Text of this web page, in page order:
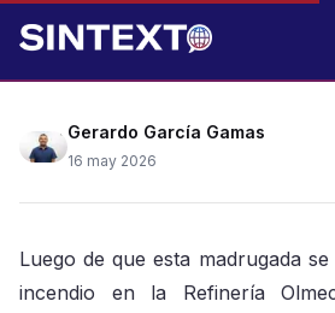
Asegura la paraestatal que no
riesgo para la población y
Gerardo García Gamas
16 may 2026
Luego de que esta madrugada
incendio en la Refinería